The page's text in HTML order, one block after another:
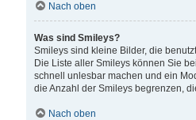
Nach oben
Was sind Smileys?
Smileys sind kleine Bilder, die
Die Liste aller Smileys können Sie
schnell unlesbar machen und ein
die Anzahl der Smileys begrenzen,
Nach oben